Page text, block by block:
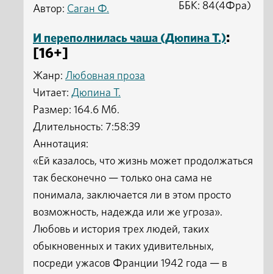
Автор: Саган Ф.
И переполнилась чаша (Дюпина Т.):
[16+]
Жанр: Любовная проза
Читает: Дюпина Т.
ББК: 84(4Фра)
Размер: 164.6 Мб.
Длительность: 7:58:39
Аннотация:
«Ей казалось, что жизнь может продолжаться
так бесконечно — только она сама не
понимала, заключается ли в этом просто
возможность, надежда или же угроза».
Любовь и история трех людей, таких
обыкновенных и таких удивительных,
посреди ужасов Франции 1942 года — в